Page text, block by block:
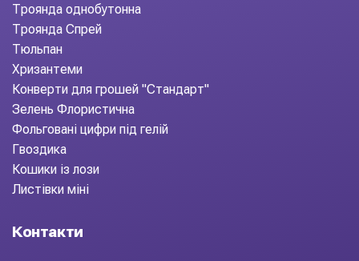
Троянда однобутонна
Троянда Спрей
Тюльпан
Хризантеми
Конверти для грошей "Стандарт"
Зелень Флористична
Фольговані цифри під гелій
Гвоздика
Кошики із лози
Листівки міні
Контакти